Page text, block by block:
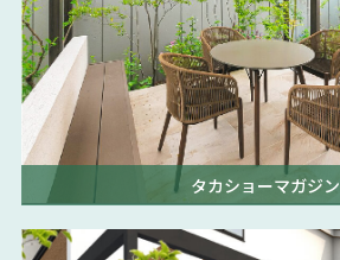
タカショーマガジン